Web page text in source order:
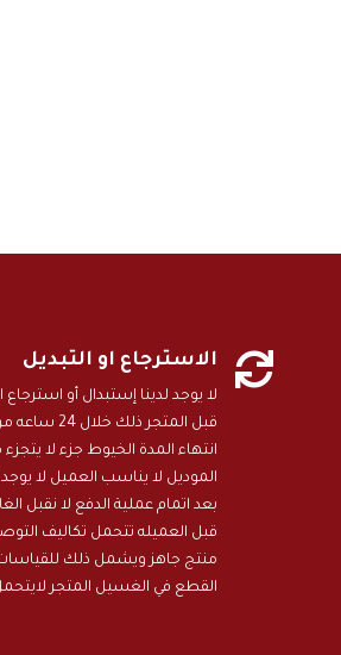
 الاسترجاع او التبديل
لا يوجد لدينا إستبدال أو
قبل المتجر
انتهاء المدة الخيوط جزء لا
الموديل لا يناسب العميل لا
بعد اتمام عملية الدفع لا نقبل
قبل العميله تتحمل تكاليف
منتج جاهز ويشمل ذلك
القطع في الغسيل المتجر